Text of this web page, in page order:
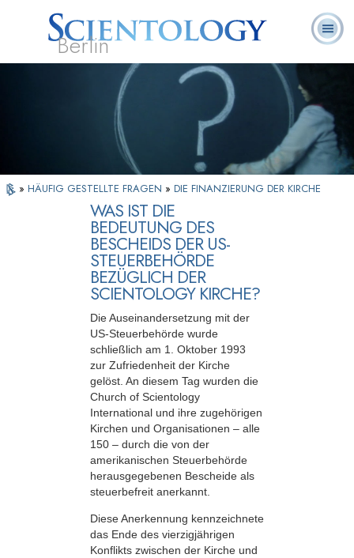
Berlin
Was ist
Scientology?
Ehrenamtliche
Geistliche
Häufig
gestellte
Fragen
» HÄUFIG GESTELLTE FRAGEN » DIE FINANZIERUNG DER KIRCHE
WAS IST DIE
BEDEUTUNG DES
BESCHEIDS DER US-
STEUERBEHÖRDE
BEZÜGLICH DER
SCIENTOLOGY KIRCHE?
Die Auseinandersetzung mit der
US-Steuerbehörde wurde
schließlich am 1. Oktober 1993
zur Zufriedenheit der Kirche
gelöst. An diesem Tag wurden die
Church of Scientology
International und ihre zugehörigen
Kirchen und Organisationen – alle
150 – durch die von der
amerikanischen Steuerbehörde
herausgegebenen Bescheide als
steuerbefreit anerkannt.
Diese Anerkennung kennzeichnete
das Ende des vierzigjährigen
Konflikts zwischen der Kirche und